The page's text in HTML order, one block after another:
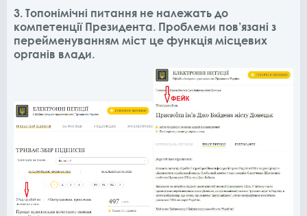
3. Топонімічні питання не належать до
компетенції Президента. Проблеми пов’язані з
перейменуванням міст це функція місцевих
органів влади.